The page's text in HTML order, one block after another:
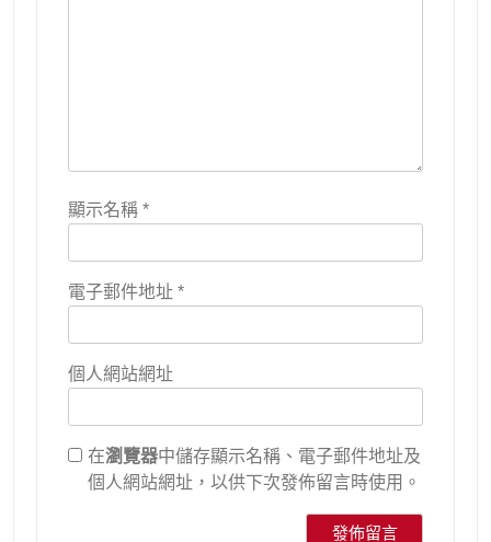
顯示名稱 *
電子郵件地址 *
個人網站網址
在瀏覽器中儲存顯示名稱、電子郵件地址及
個人網站網址，以供下次發佈留言時使用。